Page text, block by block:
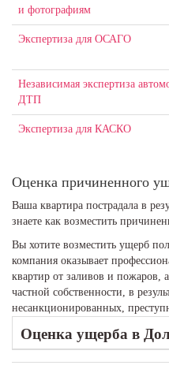
и фотографиям
Экспертиза для ОСАГО
Независимая экспертиза
ДТП
Экспертиза для КАСКО
Оценка причиненного
Ваша квартира пострадала в
знаете как возместить
Вы хотите возместить ущерб
компания оказывает
квартир от заливов и пожаров,
частной собственности, в
несанкционированных,
Оценка ущерба в